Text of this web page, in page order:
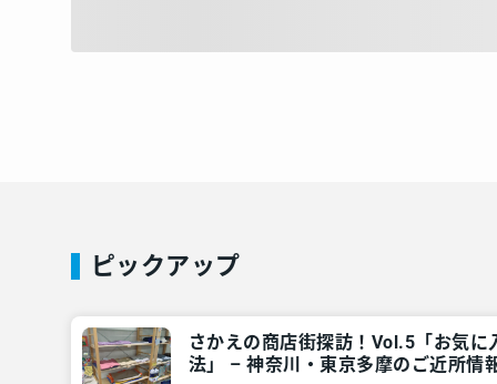
ピックアップ
さかえの商店街探訪！Vol.5「お気に
法」 – 神奈川・東京多摩のご近所情